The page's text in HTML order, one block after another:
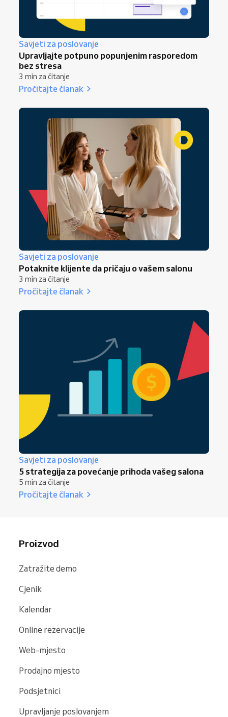
Savjeti za poslovanje
Upravljajte potpuno popunjenim rasporedom
bez stresa
3 min za čitanje
Pročitajte članak
Savjeti za poslovanje
Potaknite klijente da pričaju o vašem salonu
3 min za čitanje
Pročitajte članak
Savjeti za poslovanje
5 strategija za povećanje prihoda vašeg salona
5 min za čitanje
Pročitajte članak
Proizvod
Zatražite demo
Cjenik
Kalendar
Online rezervacije
Web-mjesto
Prodajno mjesto
Podsjetnici
Upravljanje poslovanjem